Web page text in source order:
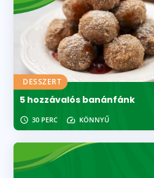
DESSZERT
5 hozzávalós banánfánk
30 PERC KÖNNYŰ